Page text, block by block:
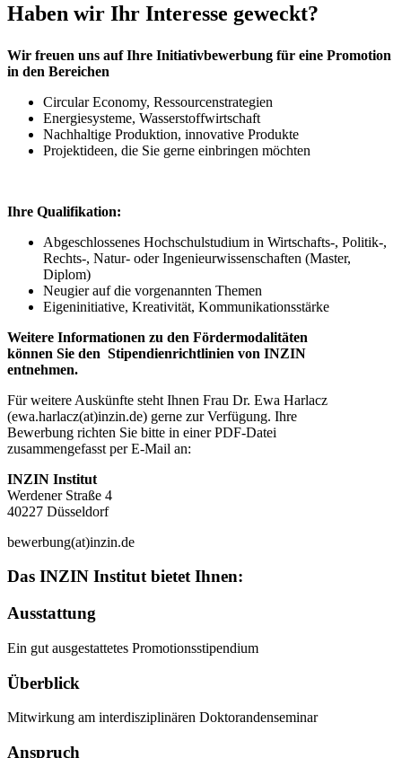
Haben wir Ihr Interesse geweckt?
Wir freuen uns auf Ihre Initiativbewerbung für eine Promotion
in den Bereichen
Circular Economy, Ressourcenstrategien
Energiesysteme, Wasserstoffwirtschaft
Nachhaltige Produktion, innovative Produkte
Projektideen, die Sie gerne einbringen möchten
Ihre Qualifikation:
Abgeschlossenes Hochschulstudium in Wirtschafts-, Politik-,
Rechts-, Natur- oder Ingenieurwissenschaften (Master,
Diplom)
Neugier auf die vorgenannten Themen
Eigeninitiative, Kreativität, Kommunikationsstärke
Weitere Informationen zu den Fördermodalitäten
können Sie den Stipendienrichtlinien von INZIN
entnehmen.
Für weitere Auskünfte steht Ihnen Frau Dr. Ewa Harlacz
(ewa.harlacz(at)inzin.de) gerne zur Verfügung. Ihre
Bewerbung richten Sie bitte in einer PDF-Datei
zusammengefasst per E-Mail an:
INZIN Institut
Werdener Straße 4
40227 Düsseldorf
bewerbung(at)inzin.de
Das INZIN Institut bietet Ihnen:
Ausstattung
Ein gut ausgestattetes Promotionsstipendium
Überblick
Mitwirkung am interdisziplinären Doktorandenseminar
Anspruch